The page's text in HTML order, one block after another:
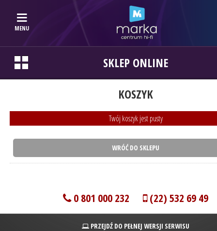
MENU
SKLEP ONLINE
KOSZYK
Twój koszyk jest pusty
WRÓĆ DO SKLEPU
0 801 000 232 (22) 532 69 49
PRZEJDŹ DO PEŁNEJ WERSJI SERWISU